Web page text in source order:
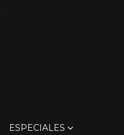
ESPECIALES